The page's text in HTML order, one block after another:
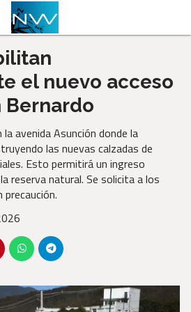
el nuevo acceso
Bernardo
avenida Asunción donde la
las nuevas calzadas de
Esto permitirá un ingreso
reserva natural. Se solicita a los